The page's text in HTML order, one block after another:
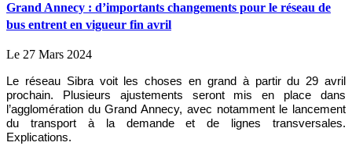
Grand Annecy : d’importants changements pour le réseau de
bus entrent en vigueur fin avril
Le 27 Mars 2024
Le réseau Sibra voit les choses en grand à partir du 29 avril
prochain. Plusieurs ajustements seront mis en place dans
l’agglomération du Grand Annecy, avec notamment le lancement
du transport à la demande et de lignes transversales.
Explications.